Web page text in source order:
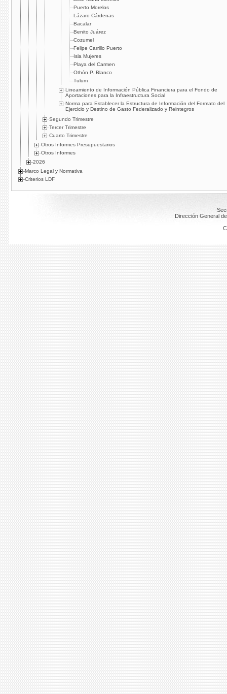
Puerto Morelos
Lázaro Cárdenas
Bacalar
Benito Juárez
Cozumel
Felipe Carrillo Puerto
Isla Mujeres
Playa del Carmen
Othón P. Blanco
Tulum
Lineamiento de Información Pública Financiera para el Fondo de
Aportaciones para la Infraestructura Social
Norma para Establecer la Estructura de Información del Formato del
Ejercicio y Destino de Gasto Federalizado y Reintegros
Segundo Trimestre
Tercer Trimestre
Cuarto Trimestre
Otros Informes Presupuestarios
Otros Informes
2026
Marco Legal y Normativa
Criterios LDF
Dirección General